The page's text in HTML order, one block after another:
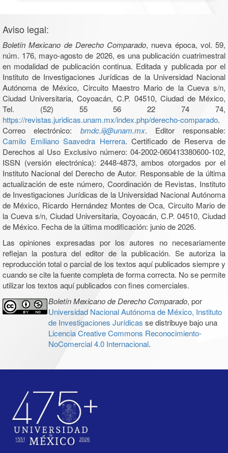
Aviso legal:
Boletín Mexicano de Derecho Comparado, nueva época, vol. 59,
núm. 176, mayo-agosto de 2026, es una publicación cuatrimestral
en modalidad de publicación continua. Editada y publicada por el
Instituto de Investigaciones Jurídicas de la Universidad Nacional
Autónoma de México, Circuito Maestro Mario de la Cueva s/n,
Ciudad Universitaria, Coyoacán, C.P. 04510, Ciudad de México,
Tel. (52) 55 56 22 74 74,
https://revistas.juridicas.unam.mx/index.php/derecho-comparado.
Correo electrónico: bmdc.iij@unam.mx. Editor responsable:
Camilo Emiliano Saavedra Herrera. Certificado de Reserva de
Derechos al Uso Exclusivo número: 04-2002-060413380600-102,
ISSN (versión electrónica): 2448-4873, ambos otorgados por el
Instituto Nacional del Derecho de Autor. Responsable de la última
actualización de este número, Coordinación de Revistas, Instituto
de Investigaciones Jurídicas de la Universidad Nacional Autónoma
de México, Ricardo Hernández Montes de Oca, Circuito Mario de
la Cueva s/n, Ciudad Universitaria, Coyoacán, C.P. 04510, Ciudad
de México. Fecha de la última modificación: junio de 2026.
Las opiniones expresadas por los autores no necesariamente
reflejan la postura del editor de la publicación. Se autoriza la
reproducción total o parcial de los textos aquí publicados siempre y
cuando se cite la fuente completa de forma correcta. No se permite
utilizar los textos aquí publicados con fines comerciales.
Boletín Mexicano de Derecho Comparado, por
Universidad Nacional Autónoma de México, Instituto
de Investigaciones Jurídicas se distribuye bajo una
Licencia Creative Commons Reconocimiento-
NoComercial 4.0 Internacional.